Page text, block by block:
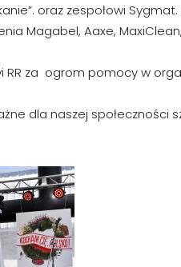
oraz zespołowi
Magabel, Aaxe,
RR za ogrom pomocy w
dla naszej społeczności